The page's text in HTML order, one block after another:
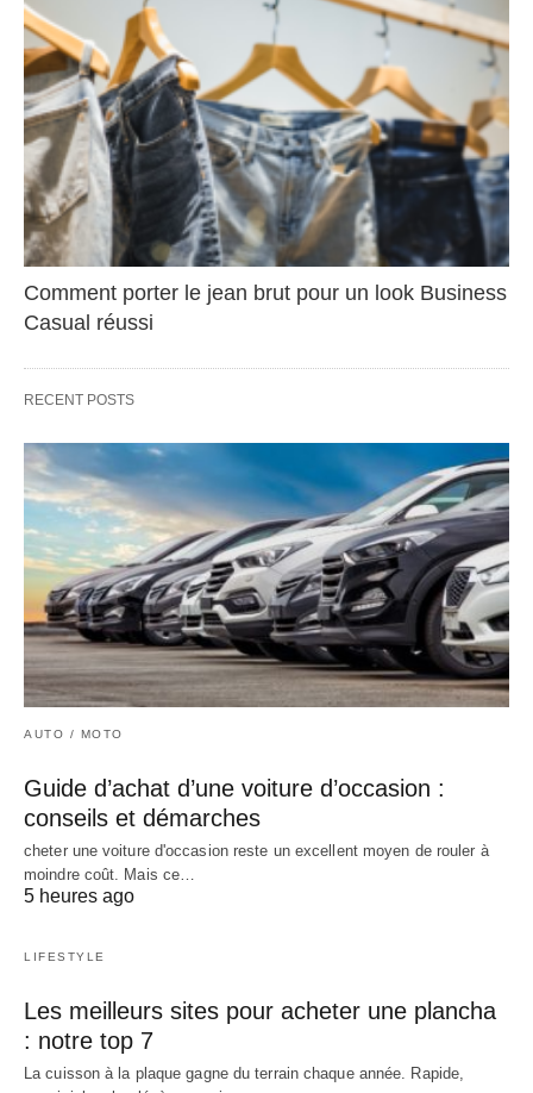
Comment porter le jean brut pour un look Business
Casual réussi
RECENT POSTS
AUTO / MOTO
Guide d’achat d’une voiture d’occasion :
conseils et démarches
cheter une voiture d'occasion reste un excellent moyen de rouler à
moindre coût. Mais ce…
5 heures ago
LIFESTYLE
Les meilleurs sites pour acheter une plancha
: notre top 7
La cuisson à la plaque gagne du terrain chaque année. Rapide,